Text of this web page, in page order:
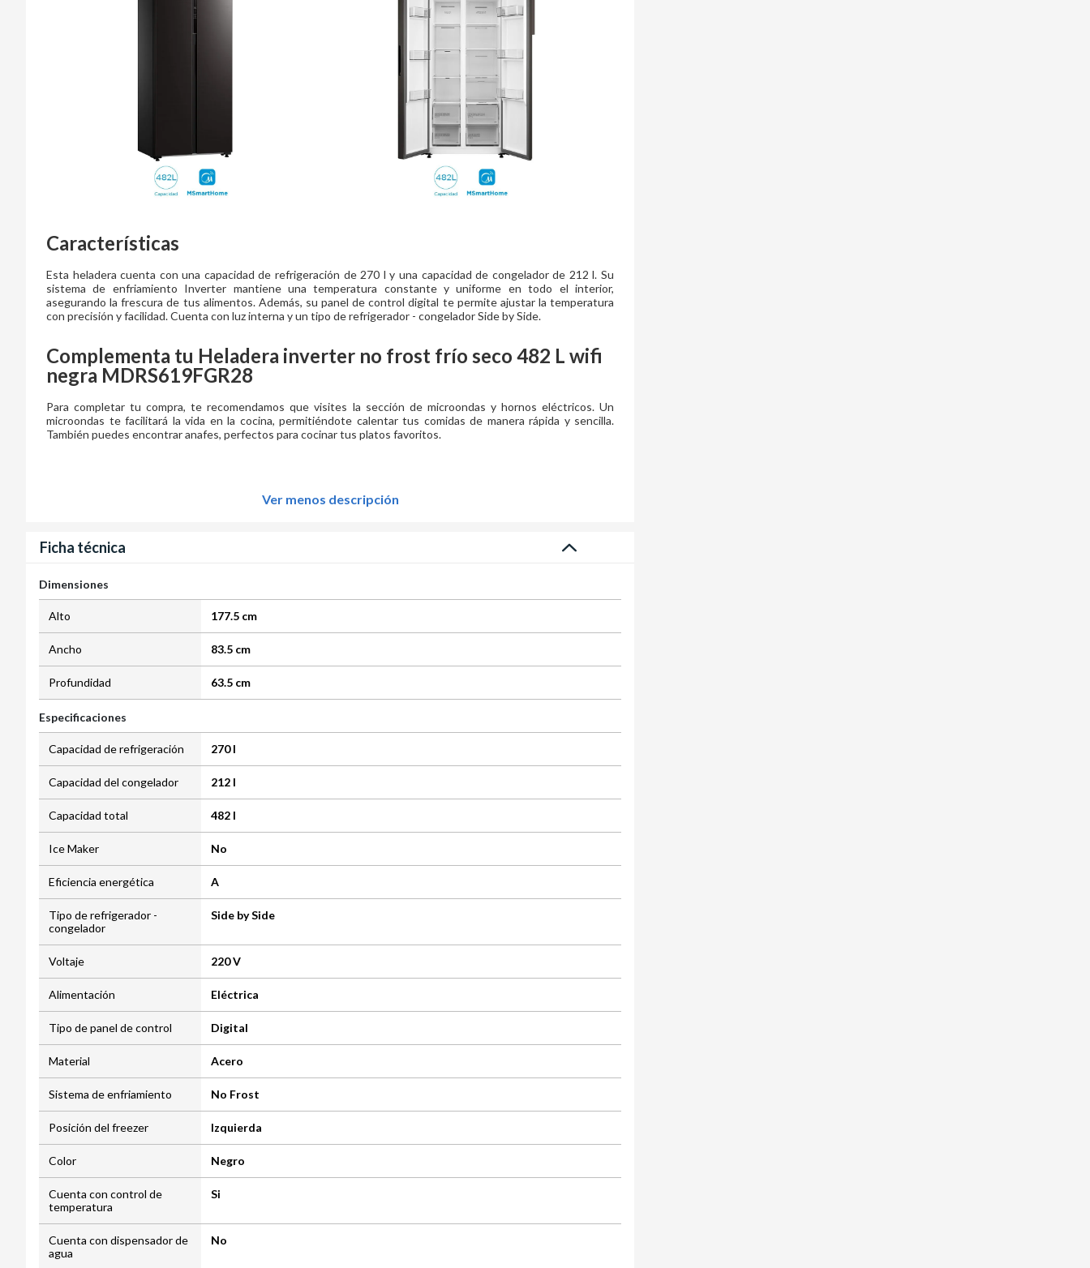
Características
Esta heladera cuenta con una capacidad de refrigeración de 270 l y una capacidad de congelador de 212 l. Su
sistema de enfriamiento Inverter mantiene una temperatura constante y uniforme en todo el interior,
asegurando la frescura de tus alimentos. Además, su panel de control digital te permite ajustar la temperatura
con precisión y facilidad. Cuenta con luz interna y un tipo de refrigerador - congelador Side by Side.
Complementa tu Heladera inverter no frost frío seco 482 L wifi
negra MDRS619FGR28
Para completar tu compra, te recomendamos que visites la sección de microondas y hornos eléctricos. Un
microondas te facilitará la vida en la cocina, permitiéndote calentar tus comidas de manera rápida y sencilla.
También puedes encontrar anafes, perfectos para cocinar tus platos favoritos.
Ver menos descripción
Ficha técnica
Dimensiones
Alto 177.5 cm
Ancho 83.5 cm
Profundidad 63.5 cm
Especificaciones
Capacidad de refrigeración 270 l
Capacidad del congelador 212 l
Capacidad total 482 l
Ice Maker No
Eficiencia energética A
Tipo de refrigerador -
congelador
Side by Side
Voltaje 220 V
Alimentación Eléctrica
Tipo de panel de control Digital
Material Acero
Sistema de enfriamiento No Frost
Posición del freezer Izquierda
Color Negro
Cuenta con control de
temperatura
Si
Cuenta con dispensador de
agua
No